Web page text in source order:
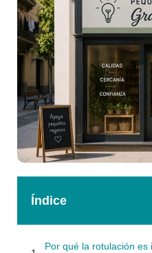
Índice
Por qué la rotulación es